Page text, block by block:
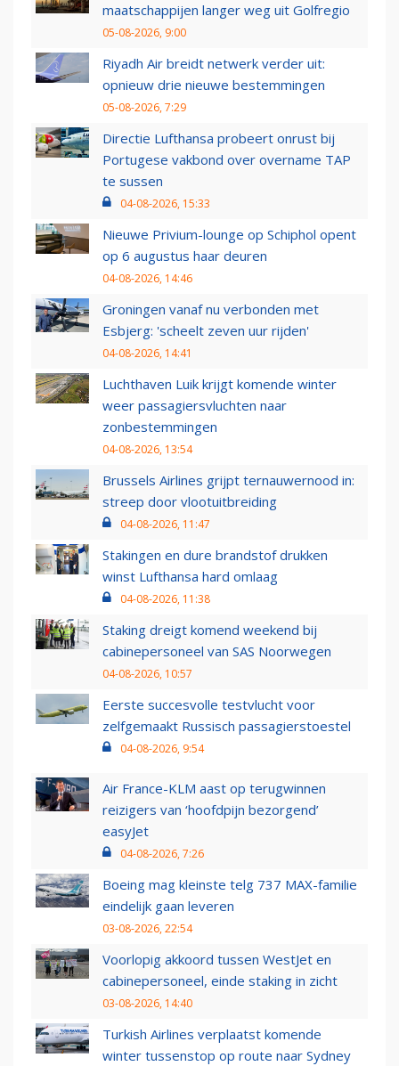
maatschappijen langer weg uit Golfregio
05-08-2026, 9:00
Riyadh Air breidt netwerk verder uit:
opnieuw drie nieuwe bestemmingen
05-08-2026, 7:29
Directie Lufthansa probeert onrust bij
Portugese vakbond over overname TAP
te sussen
04-08-2026, 15:33
Nieuwe Privium-lounge op Schiphol opent
op 6 augustus haar deuren
04-08-2026, 14:46
Groningen vanaf nu verbonden met
Esbjerg: 'scheelt zeven uur rijden'
04-08-2026, 14:41
Luchthaven Luik krijgt komende winter
weer passagiersvluchten naar
zonbestemmingen
04-08-2026, 13:54
Brussels Airlines grijpt ternauwernood in:
streep door vlootuitbreiding
04-08-2026, 11:47
Stakingen en dure brandstof drukken
winst Lufthansa hard omlaag
04-08-2026, 11:38
Staking dreigt komend weekend bij
cabinepersoneel van SAS Noorwegen
04-08-2026, 10:57
Eerste succesvolle testvlucht voor
zelfgemaakt Russisch passagierstoestel
04-08-2026, 9:54
Air France-KLM aast op terugwinnen
reizigers van ‘hoofdpijn bezorgend’
easyJet
04-08-2026, 7:26
Boeing mag kleinste telg 737 MAX-familie
eindelijk gaan leveren
03-08-2026, 22:54
Voorlopig akkoord tussen WestJet en
cabinepersoneel, einde staking in zicht
03-08-2026, 14:40
Turkish Airlines verplaatst komende
winter tussenstop op route naar Sydney